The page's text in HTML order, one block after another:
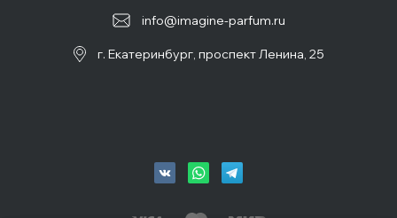
info@imagine-parfum.ru
г. Екатеринбург, проспект Ленина, 25